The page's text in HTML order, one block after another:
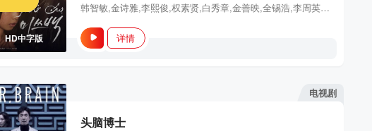
HD中字版
韩智敏,金诗雅,李熙俊,权素贤,白秀章,金善映,全锡浩,李周英,赵敏俊,金俊范,郑京虎,金浩昌,刘贞莱,尹颂雅,琴东贤,李姃垠,张荣男
详情
电视剧
头脑博士